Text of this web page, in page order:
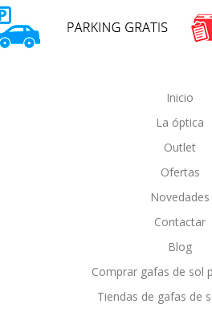
Inicio
La óptica
Outlet
Ofertas
Novedades
Contactar
Blog
Comprar gafas de sol
Tiendas de gafas de